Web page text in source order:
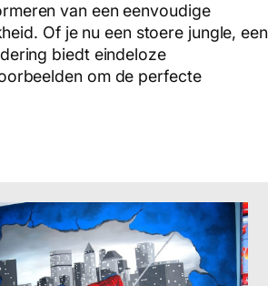
van een eenvoudige
Of je nu een stoere jungle, een
biedt eindeloze
om de perfecte